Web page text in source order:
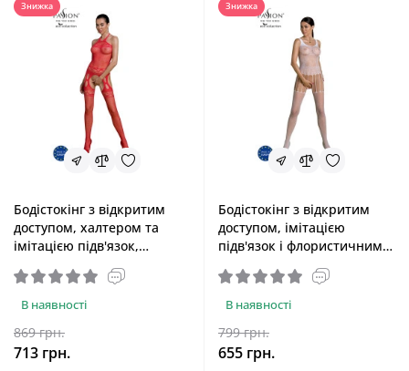
Знижка
Бодістокінг з відкритим
доступом, халтером та
імітацією підв'язок,
червоний Passion ECO
BS006 Red
В наявності
869 грн.
713 грн.
Знижка
Бодістокінг з відкритим
доступом, імітацією
підв'язок і флористичним
декором, білий Passion ECO
BS001 White, One Size
В наявності
799 грн.
655 грн.